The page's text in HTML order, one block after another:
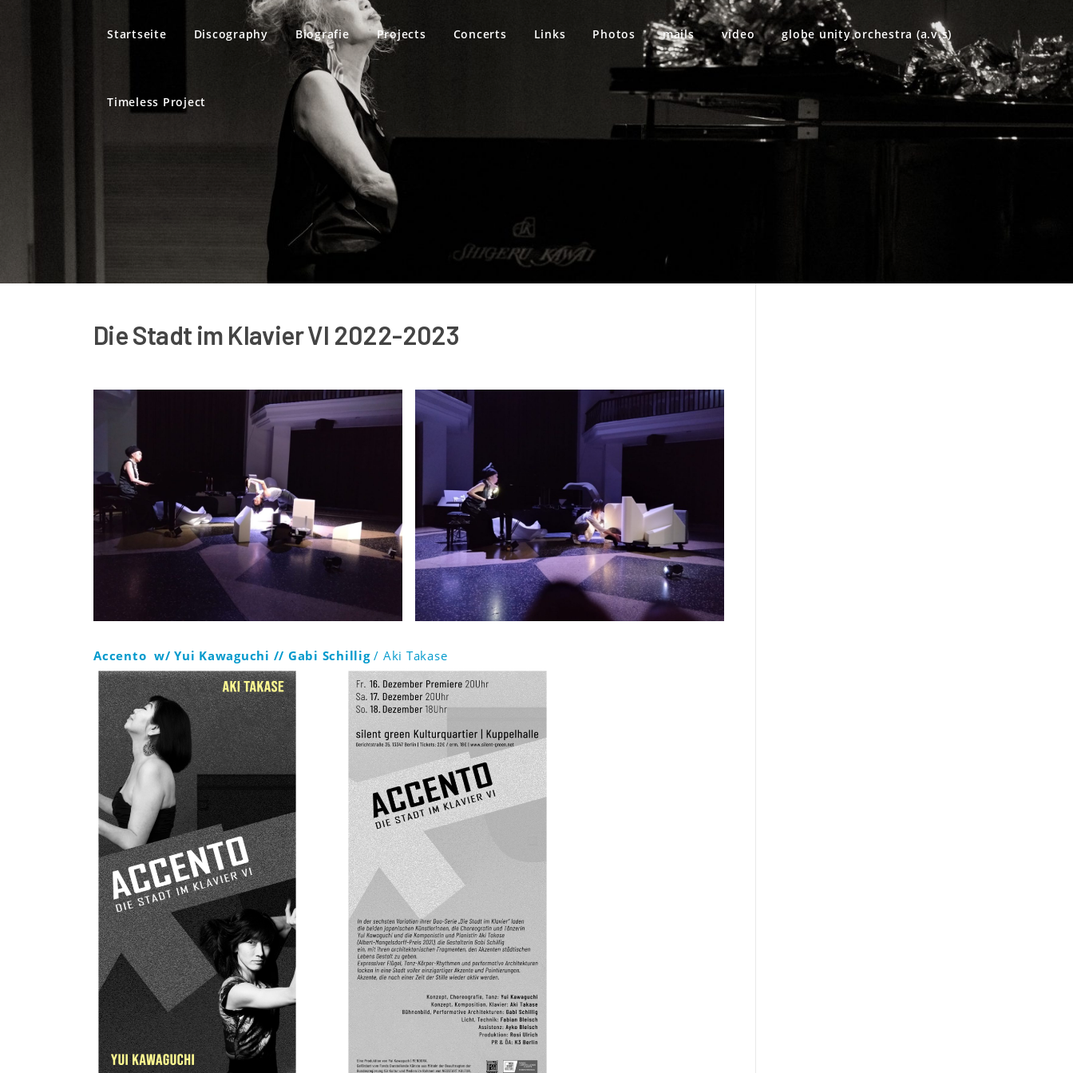
Startseite Discography Biografie Projects Concerts Links Photos mails video globe unity orchestra (a.v.s)
Timeless Project
Die Stadt im Klavier VI 2022-2023
Accento w/ Yui Kawaguchi // Gabi Schillig/ Aki Takase